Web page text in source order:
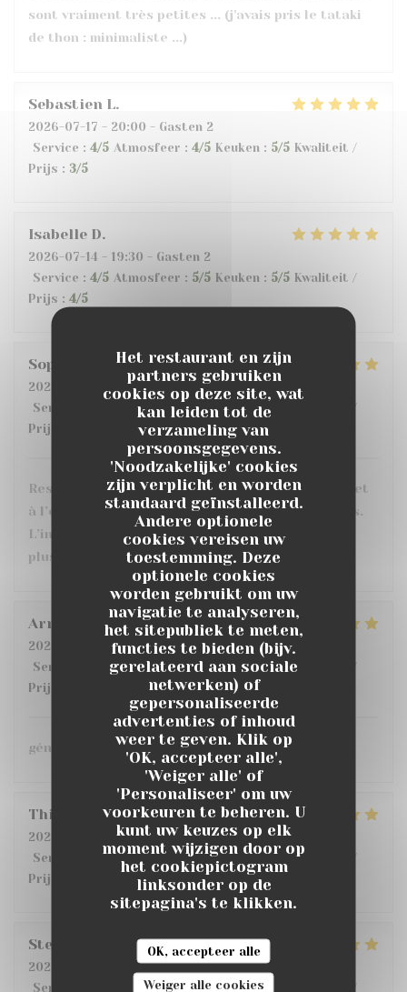
Het restaurant en zijn
partners gebruiken
cookies op deze site, wat
kan leiden tot de
verzameling van
persoonsgegevens.
'Noodzakelijke' cookies
zijn verplicht en worden
standaard geïnstalleerd.
Andere optionele
cookies vereisen uw
toestemming. Deze
optionele cookies
worden gebruikt om uw
navigatie te analyseren,
het sitepubliek te meten,
functies te bieden (bijv.
gerelateerd aan sociale
netwerken) of
gepersonaliseerde
advertenties of inhoud
weer te geven. Klik op
'OK, accepteer alle',
'Weiger alle' of
'Personaliseer' om uw
voorkeuren te beheren. U
kunt uw keuzes op elk
moment wijzigen door op
het cookiepictogram
linksonder op de
sitepagina's te klikken.
OK, accepteer alle
Weiger alle cookies
sont vraiment très petites ... (j'avais pris le tataki
de thon : minimaliste ...)
Sebastien L
2026-07-17 - 20:00 - Gasten 2
Service : 4/5 Atmosfeer : 4/5 Keuken : 5/5 Kwaliteit /
Prijs : 3/5
Isabelle D
2026-07-14 - 19:30 - Gasten 2
Service : 4/5 Atmosfeer : 5/5 Keuken : 5/5 Kwaliteit /
Prijs : 4/5
Sophie
2026-07-10
- 20:30 - Gasten 3
Service
Atmosfeer: 5/5 Keuken:
Kwaliteit /
Prijs
Restaurant très sympa, personnel très agréable et
à l’écoute. Les plats sont très bons et bien servis.
L’intérieur est confortable avec le choix entre
plusieurs ambiances et une grande terrasse.
Armand
2026-07-10
- 20:00 - Gasten 6
Service
Atmosfeer: 5/5 Keuken: 5/5
Kwaliteit /
Prijs
génial !
Thibaut
2026-07-12
- 12:00 - Gasten 2
Service
/5 Atmosfeer: 4/5 Keuken: 4 /5 Kwaliteit /
Prijs
Stephane
2026-07-11
- 20:00 - Gasten 4
Service
Atmosfeer: 5/5 Keuken:
Kwaliteit /